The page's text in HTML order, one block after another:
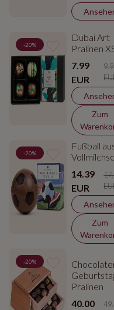
-20%
Dubai Art
Pralinen
7.99
EUR
Zum
-20%
Fußball
14.39
EUR
Zum
-20%
Pralinen
40.00